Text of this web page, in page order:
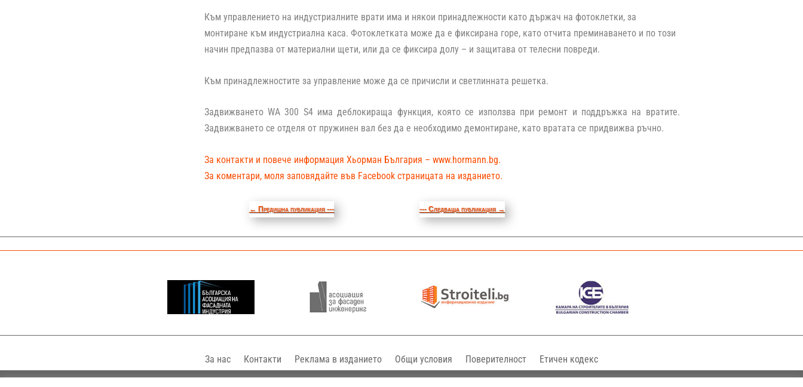
Към управлението на индустриалните врати има и някои принадлежности като държач на фотоклетки, за
монтиране към индустриална каса. Фотоклетката може да е фиксирана горе, като отчита преминаването и по този
начин предпазва от материални щети, или да се фиксира долу – и защитава от телесни повреди.
Към принадлежностите за управление може да се причисли и светлинната решетка.
Задвижването WA 300 S4 има деблокираща функция, която се използва при ремонт и поддръжка на вратите.
Задвижването се отделя от пружинен вал без да е необходимо демонтиране, като вратата се придвижва ръчно.
За контакти и повече информация Хьорман България – www.hormann.bg.
За коментари, моля заповядайте във Facebook страницата на изданието.
← Предишна публикация --- --- Следваща публикация →
За нас Контакти Реклама в изданието Общи условия Поверителност Етичен кодекс